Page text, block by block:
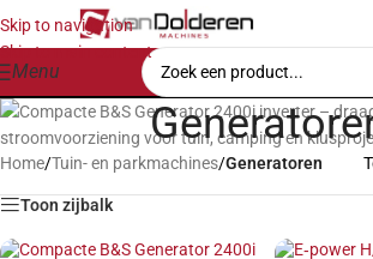
Skip to navigation
Skip to main content
Menu
Home/Tuin- en parkmachines/Generatoren
Toon zijbalk